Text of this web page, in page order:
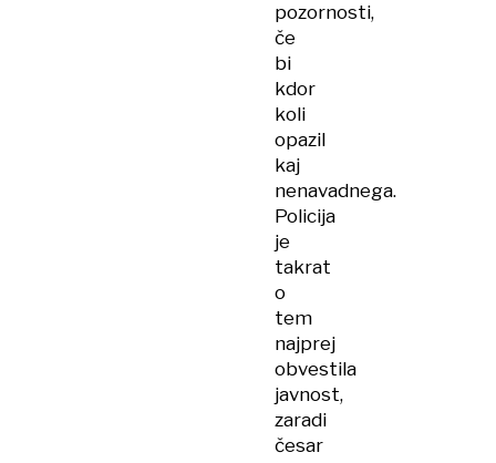
pozornosti,
če
bi
kdor
koli
opazil
kaj
nenavadnega.
Policija
je
takrat
o
tem
najprej
obvestila
javnost,
zaradi
česar